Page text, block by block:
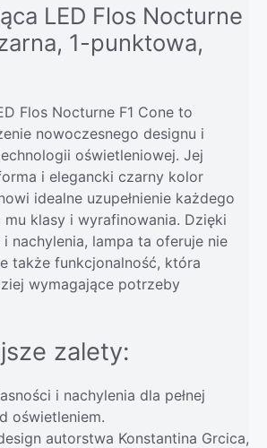
LED Flos Nocturne
1-punktowa,
Flos Nocturne F1 Cone to
nowoczesnego designu i
oświetleniowej. Jej
i elegancki czarny kolor
idealne uzupełnienie każdego
klasy i wyrafinowania. Dzięki
nachylenia, lampa ta oferuje nie
także funkcjonalność, która
wymagające potrzeby
zalety:
i nachylenia dla pełnej
oświetleniem.
autorstwa Konstantina Grcica,